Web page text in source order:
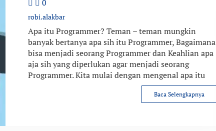
0
robi.alakbar
Apa itu Programmer? Teman – teman mungkin
banyak bertanya apa sih itu Programmer, Bagaimana
bisa menjadi seorang Programmer dan Keahlian apa
aja sih yang diperlukan agar menjadi seorang
Programmer. Kita mulai dengan mengenal apa itu
Baca Selengkapnya